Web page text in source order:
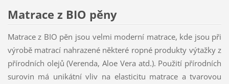
Matrace z BIO pěny
Matrace z BIO pěn jsou velmi moderní matrace, kde jsou při
výrobě matrací nahrazené některé ropné produkty výtažky z
přírodních olejů (Verenda, Aloe Vera atd.). Použití přírodních
surovin má unikátní vliv na elasticitu matrace a tvarovou